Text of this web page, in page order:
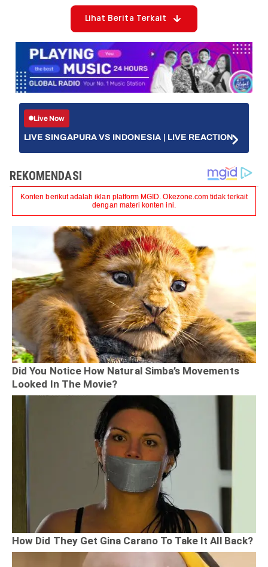
Lihat Berita Terkait
Live Now
LIVE SINGAPURA VS INDONESIA | LIVE REACTION